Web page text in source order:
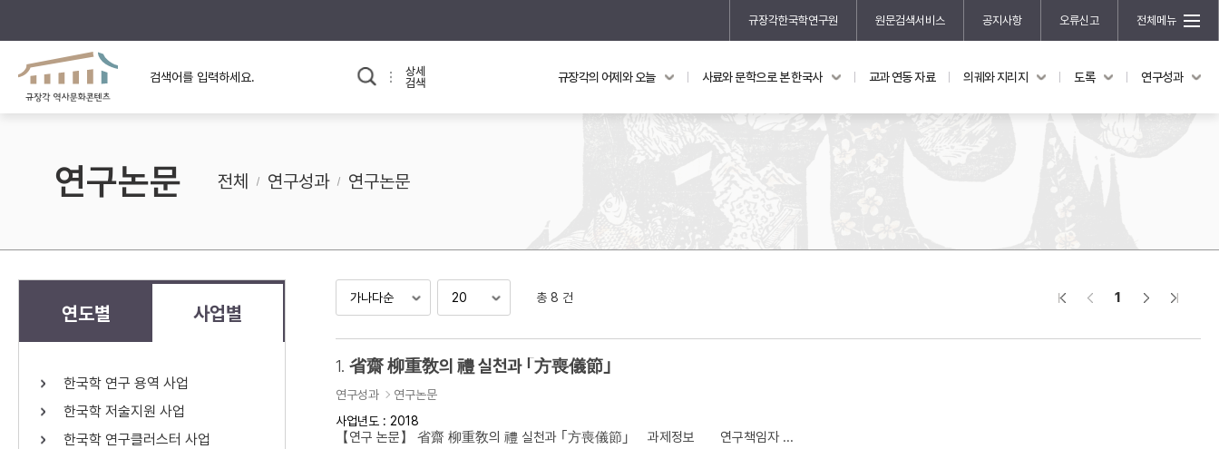
규장각한국학연구원 원문검색서비스 공지사항 오류신고 전체메뉴
규장각의 어제와 오늘
규장각 소개영상
사료와 문학으로 본
고대
조선 후기
근대
교과 연동 자료 의궤와 지리지 도록 연구성과
신진학자 초청 연구교류 사업
규장각-산기 연구비 지원 사업
상세
검색
검색 연산자 사용안내
연산자 설명
규장각의 어제와 오늘 사료와 문학으로 본 한국사 교과 연동 자료 의궤와 지리지 도록 연구성과
연구논문 전체 연구성과 연구논문
연도별 사업별
한국학 연구 용역 사업
한국학 저술지원 사업
한국학 연구클러스터 사업
총 8 건 1
1. 省齋 柳重敎의 禮 실천과 ｢方喪儀節｣
연구성과
연구논문
사업년도 : 2018
【연구 논문】 省齋 柳重敎의 禮 실천과 ｢方喪儀節｣ 과제정보 연구책임자 ...